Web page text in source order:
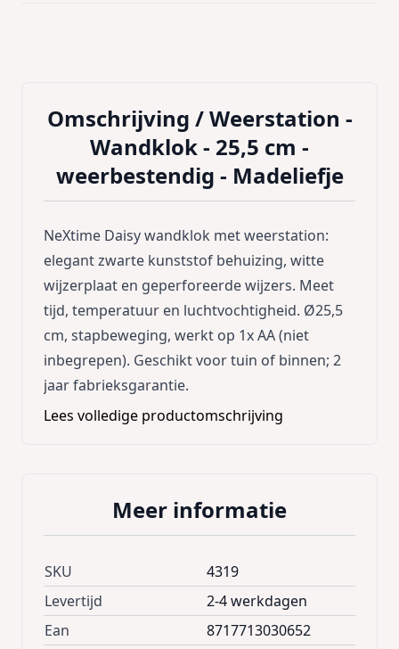
Omschrijving /Weerstation -
Wandklok - 25,5 cm -
weerbestendig - Madeliefje
NeXtime Daisy wandklok met weerstation:
elegant zwarte kunststof behuizing, witte
wijzerplaat en geperforeerde wijzers. Meet
tijd, temperatuur en luchtvochtigheid. Ø25,5
cm, stapbeweging, werkt op 1x AA (niet
inbegrepen). Geschikt voor tuin of binnen; 2
jaar fabrieksgarantie.
Lees volledige productomschrijving
Meer informatie
SKU
4319
Levertijd
2-4 werkdagen
Ean
8717713030652